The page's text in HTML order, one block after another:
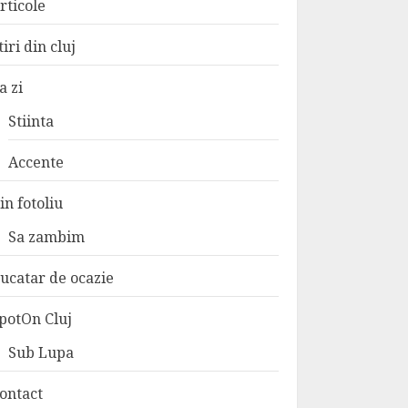
din cluj
zi
Stiinta
Accente
fotoliu
Sa zambim
de ocazie
Cluj
Sub Lupa